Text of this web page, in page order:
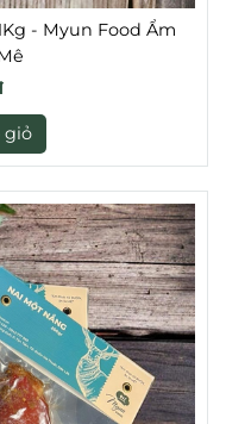
- Myun Food Ẩm
giỏ